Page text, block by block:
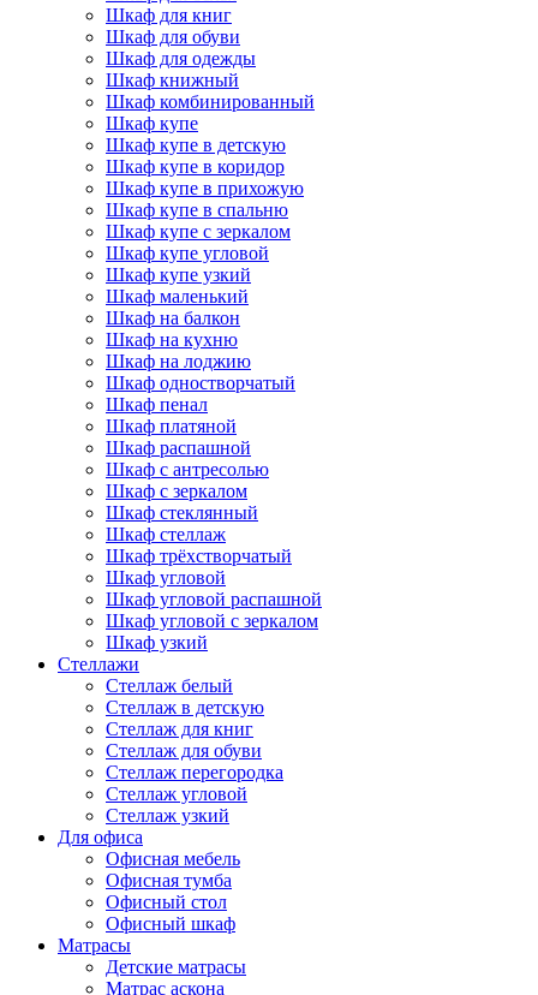
Шкаф для книг
Шкаф для обуви
Шкаф для одежды
Шкаф книжный
Шкаф комбинированный
Шкаф купе
Шкаф купе в детскую
Шкаф купе в коридор
Шкаф купе в прихожую
Шкаф купе в спальню
Шкаф купе с зеркалом
Шкаф купе угловой
Шкаф купе узкий
Шкаф маленький
Шкаф на балкон
Шкаф на кухню
Шкаф на лоджию
Шкаф одностворчатый
Шкаф пенал
Шкаф платяной
Шкаф распашной
Шкаф с антресолью
Шкаф с зеркалом
Шкаф стеклянный
Шкаф стеллаж
Шкаф трёхстворчатый
Шкаф угловой
Шкаф угловой распашной
Шкаф угловой с зеркалом
Шкаф узкий
Стеллажи
Стеллаж белый
Стеллаж в детскую
Стеллаж для книг
Стеллаж для обуви
Стеллаж перегородка
Стеллаж угловой
Стеллаж узкий
Для офиса
Офисная мебель
Офисная тумба
Офисный стол
Офисный шкаф
Матрасы
Детские матрасы
Матрас аскона